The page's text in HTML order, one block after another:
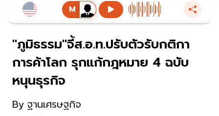
"ภูมิธรรม"จี้ส.อ.ท.ปรับตัวรับกติกา
การค้าโลก รุกแก้กฎหมาย 4 ฉบับ
หนุนธุรกิจ
By ฐานเศรษฐกิจ